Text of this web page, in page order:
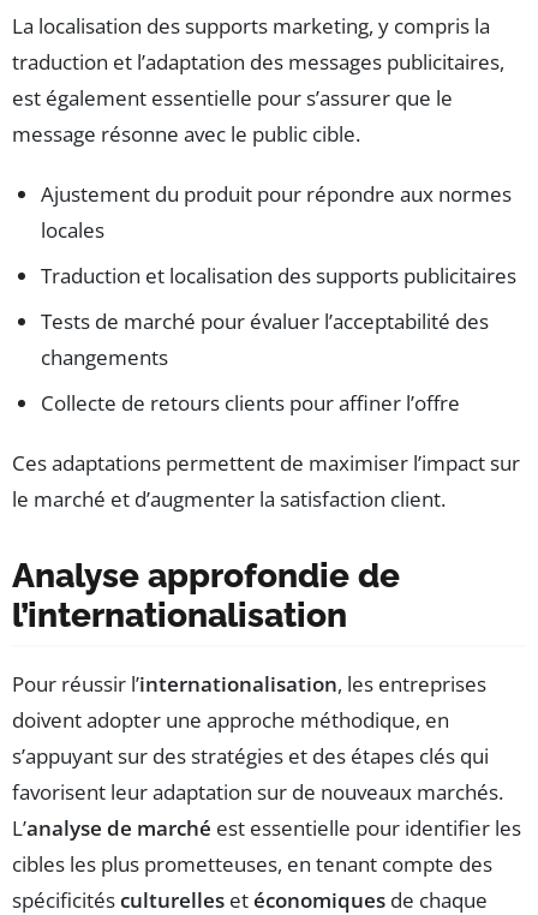
La localisation des supports marketing, y compris la
traduction et l’adaptation des messages publicitaires,
est également essentielle pour s’assurer que le
message résonne avec le public cible.
Ajustement du produit pour répondre aux normes
locales
Traduction et localisation des supports publicitaires
Tests de marché pour évaluer l’acceptabilité des
changements
Collecte de retours clients pour affiner l’offre
Ces adaptations permettent de maximiser l’impact sur
le marché et d’augmenter la satisfaction client.
Analyse approfondie de
l’internationalisation
Pour réussir l’internationalisation, les entreprises
doivent adopter une approche méthodique, en
s’appuyant sur des stratégies et des étapes clés qui
favorisent leur adaptation sur de nouveaux marchés.
L’analyse de marché est essentielle pour identifier les
cibles les plus prometteuses, en tenant compte des
spécificitésculturelles etéconomiques de chaque